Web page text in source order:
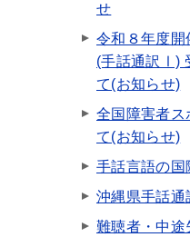
せ
令和８年度
(手話通訳Ⅰ)
て(お知らせ)
全国障害者ス
て(お知らせ)
手話言語の国
沖縄県手話通
難聴者・中途